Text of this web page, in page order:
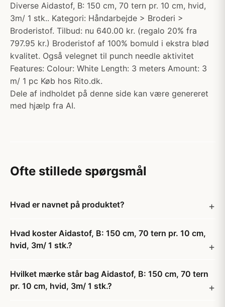
Diverse Aidastof, B: 150 cm, 70 tern pr. 10 cm, hvid,
3m/ 1 stk.. Kategori: Håndarbejde > Broderi >
Broderistof. Tilbud: nu 640.00 kr. (regalo 20% fra
797.95 kr.) Broderistof af 100% bomuld i ekstra blød
kvalitet. Også velegnet til punch needle aktivitet
Features: Colour: White Length: 3 meters Amount: 3
m/ 1 pc Køb hos Rito.dk.
Dele af indholdet på denne side kan være genereret
med hjælp fra AI.
Ofte stillede spørgsmål
Hvad er navnet på produktet?
Hvad koster Aidastof, B: 150 cm, 70 tern pr. 10 cm,
hvid, 3m/ 1 stk.?
Hvilket mærke står bag Aidastof, B: 150 cm, 70 tern
pr. 10 cm, hvid, 3m/ 1 stk.?